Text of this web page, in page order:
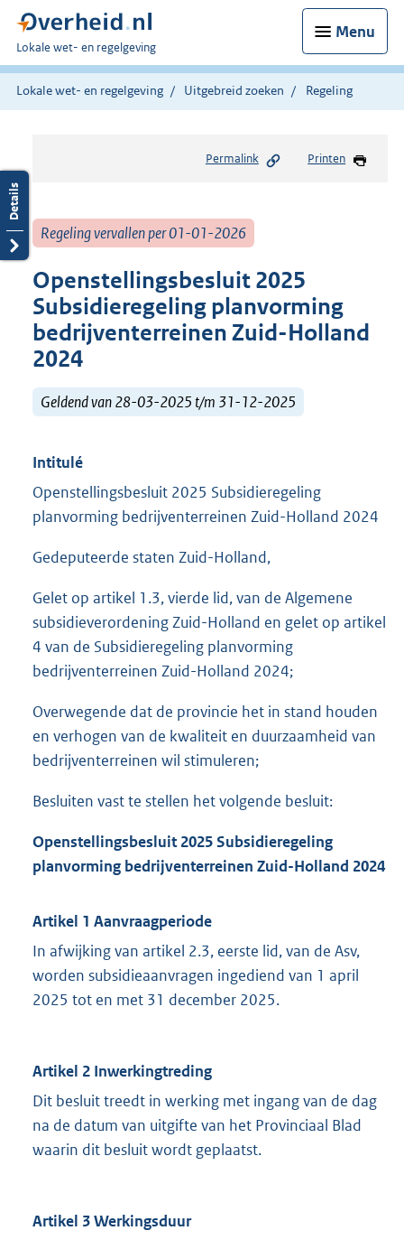
Menu
U
bent
hier:
Lokale wet- en regelgeving
Lokale wet- en regelgeving Uitgebreid zoeken Regeling
Permalink Printen
Regeling vervallen per 01-01-2026
Openstellingsbesluit 2025
Subsidieregeling planvorming
bedrijventerreinen Zuid-Holland
2024
Geldend van 28-03-2025 t/m 31-12-2025
Intitulé
Openstellingsbesluit 2025 Subsidieregeling
planvorming bedrijventerreinen Zuid-Holland 2024
Gedeputeerde staten Zuid-Holland,
Gelet op artikel 1.3, vierde lid, van de Algemene
subsidieverordening Zuid-Holland en gelet op artikel
4 van de Subsidieregeling planvorming
bedrijventerreinen Zuid-Holland 2024;
Overwegende dat de provincie het in stand houden
en verhogen van de kwaliteit en duurzaamheid van
bedrijventerreinen wil stimuleren;
Besluiten vast te stellen het volgende besluit:
Openstellingsbesluit 2025 Subsidieregeling
planvorming bedrijventerreinen Zuid-Holland 2024
Artikel 1 Aanvraagperiode
In afwijking van artikel 2.3, eerste lid, van de Asv,
worden subsidieaanvragen ingediend van 1 april
2025 tot en met 31 december 2025.
Artikel 2 Inwerkingtreding
Dit besluit treedt in werking met ingang van de dag
na de datum van uitgifte van het Provinciaal Blad
waarin dit besluit wordt geplaatst.
Artikel 3 Werkingsduur